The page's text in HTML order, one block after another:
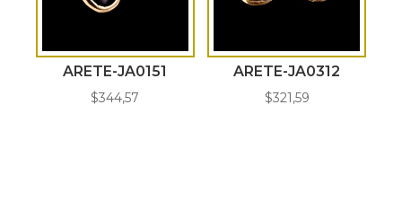
ARETE-JA0151
$344,57
ARETE-JA0312
$321,59